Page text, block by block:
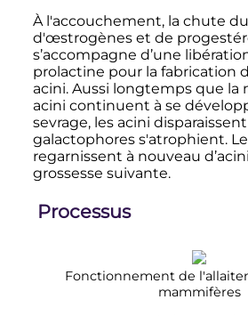
À l'accouchement, la chute
d'œstrogènes et de
s’accompagne d’une
prolactine pour la fabrication
acini. Aussi longtemps que la
acini continuent à se
sevrage, les acini
galactophores s'atrophient.
regarnissent à nouveau
grossesse suivante.
Processus
Fonctionnement de
mammifères